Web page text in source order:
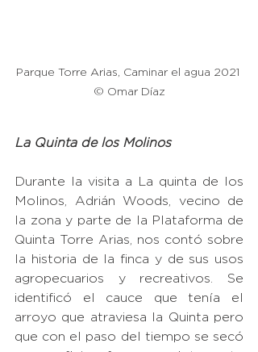
Parque Torre Arias, Caminar el agua 2021
© Omar Díaz
La Quinta de los Molinos
Durante la visita a La quinta de los
Molinos, Adrián Woods, vecino de
la zona y parte de la Plataforma de
Quinta Torre Arias, nos contó sobre
la historia de la finca y de sus usos
agropecuarios y recreativos. Se
identificó el cauce que tenía el
arroyo que atraviesa la Quinta pero
que con el paso del tiempo se secó